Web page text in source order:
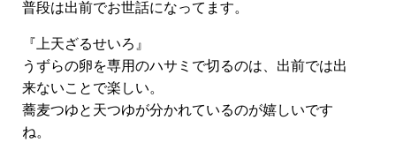
普段は出前でお世話になってます。
『上天ざるせいろ』
うずらの卵を専用のハサミで切るのは、出前では出
来ないことで楽しい。
蕎麦つゆと天つゆが分かれているのが嬉しいです
ね。